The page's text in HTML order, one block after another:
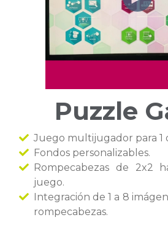
Puzzle
Juego multijugador para 1
Fondos personalizables.
Rompecabezas de 2x2
juego.
Integración de 1 a 8
rompecabezas.